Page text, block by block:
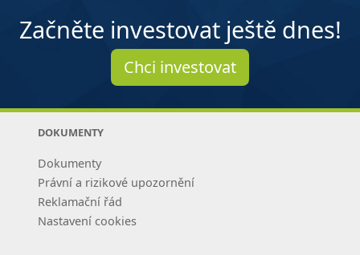
Začněte investovat ještě dnes!
Chci investovat
DOKUMENTY
Dokumenty
Právní a rizikové upozornění
Reklamační řád
Nastavení cookies